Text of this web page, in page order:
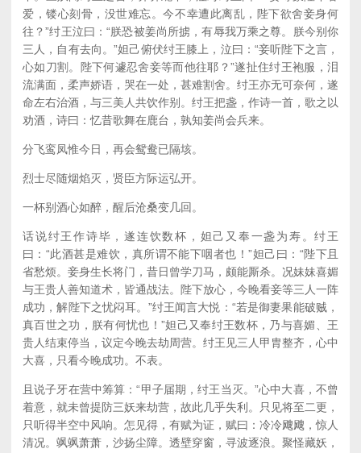
爱，镂心刻骨，没世难忘。今不幸遭此离乱，陛下欲舍妾身何
往？”纣王泣曰：“朕恐被姜尚所掳，有辱我万乘之尊。朕今别你
三人，自有去向。”妲己俯伏纣王膝上，泣曰：“妾听陛下之言，
心如刀割。陛下何遽忍舍妾等而他往耶？”遂扯住纣王袍服，泪
流满面，柔声娇语，哭在一处，甚难割舍。纣王亦无可奈何，遂
命左右治酒，与三美人共饮作别。纣王把盏，作诗一首，歌之以
劝酒，诗曰：忆昔歌舞在鹿台，孰知姜尚会兵来。
分飞鸾凤惟今日，再会鸳鸯已隔垓。
烈士尽随烟焰灭，贤臣方际运弘开。
一杯别酒心如醉，醒后沧桑变几回。
话说纣王作诗毕，遂连饮数杯，妲己又奉一盏为寿。纣王
曰：“此酒甚是难饮，真所谓不能下咽者也！”妲己曰：“陛下且
省愁烦。妾身生长将门，昔日曾学刀马，颇能厮杀。况妹妹喜媚
与王贵人善知道术，皆通战法。陛下放心，今晚看妾等三人一阵
成功，解陛下之忧闷耳。”纣王闻言大悦：“若是御妻果能破贼，
真百世之功，朕有何忧也！”妲己又奉纣王数杯，乃与喜媚、王
贵人结束停当，议定今晚去劫周营。纣王见三人甲胄整齐，心中
大喜，只看今晚成功。不表。
且说子牙在营中筹算：“甲子届期，纣王当灭。”心中大喜，不曾
着意，就未曾提防三妖来劫营，故此几乎失利。只见将至二更，
只听得半空中风响。怎见得，有赋为证，赋曰：冷冷飕飕，惊人
清况。飒飒萧萧，沙扬尘障。透壁穿窗，寻波逐浪。聚怪藏妖，